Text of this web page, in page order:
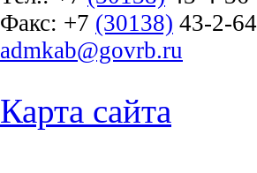
Факс: +7 (30138) 43-2-64
admkab@govrb.ru
Карта сайта